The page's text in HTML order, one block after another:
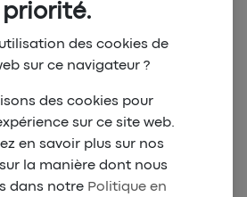
priorité.
des cookies de
sur ce navigateur ?
des cookies pour
sur ce site web.
en savoir plus sur nos
la manière dont nous
dans notre Politique en